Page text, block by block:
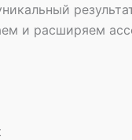
и расширяем